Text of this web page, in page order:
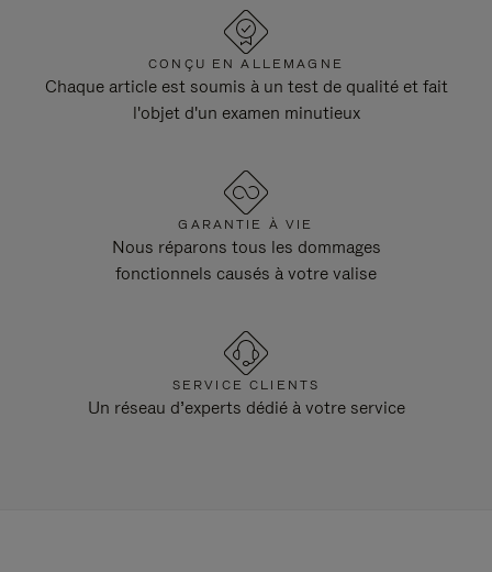
CONÇU EN ALLEMAGNE
Chaque article est soumis à un test de qualité et fait
l'objet d'un examen minutieux
GARANTIE À VIE
Nous réparons tous les dommages
fonctionnels causés à votre valise
SERVICE CLIENTS
Un réseau d’experts dédié à votre service